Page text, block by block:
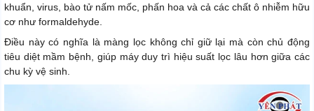
khuẩn, virus, bào tử nấm mốc, phấn hoa và cả các chất ô nhiễm hữu
cơ như formaldehyde.
Điều này có nghĩa là màng lọc không chỉ giữ lại mà còn chủ động
tiêu diệt mầm bệnh, giúp máy duy trì hiệu suất lọc lâu hơn giữa các
chu kỳ vệ sinh.